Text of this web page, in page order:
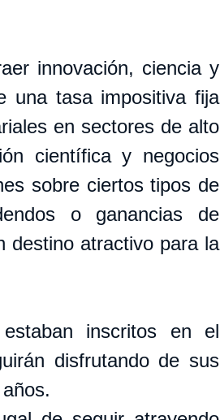
innovación, ciencia y
una tasa impositiva fija
en sectores de alto
científica y negocios
sobre ciertos tipos de
o ganancias de
destino atractivo para la
inscritos en el
disfrutando de sus